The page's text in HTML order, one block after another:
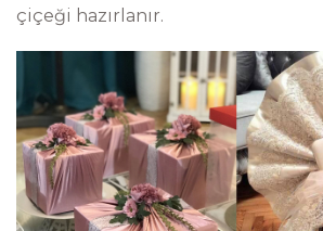
çiçeği hazırlanır.